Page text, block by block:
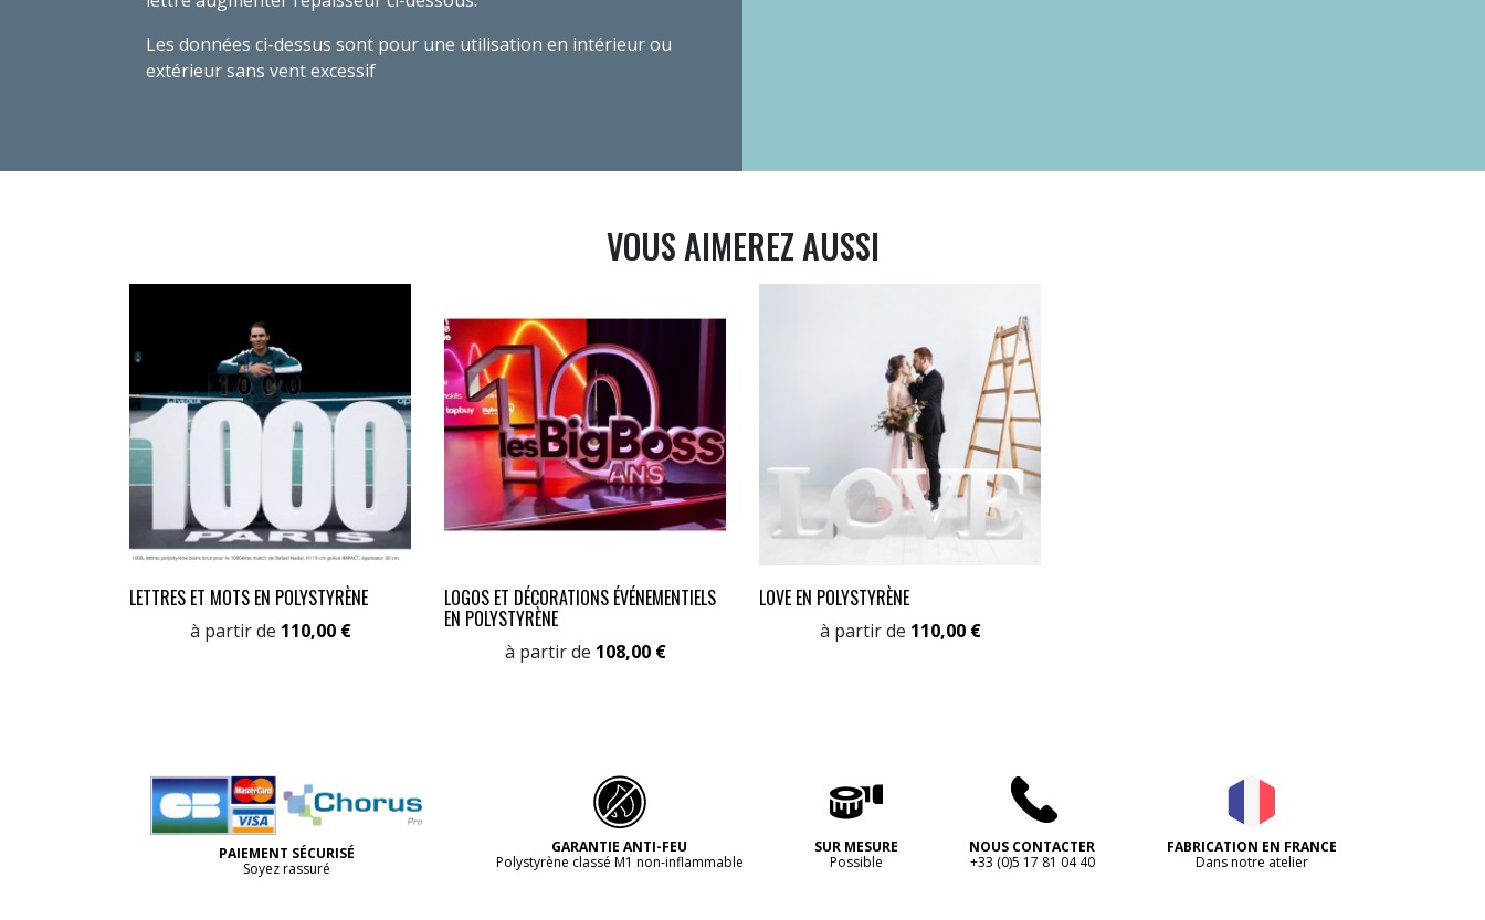
Les données ci-dessus sont pour une utilisation en intérieur ou
extérieur sans vent excessif
VOUS AIMEREZ AUSSI
LETTRES ET MOTS EN POLYSTYRÈNE
à partir de Prix
110,00 €
LOGOS ET DÉCORATIONS ÉVÉNEMENTIELS
EN POLYSTYRÈNE
à partir de Prix
108,00 €
LOVE EN POLYSTYRÈNE
à partir de Prix
110,00 €
PAIEMENT SÉCURISÉ
Soyez rassuré
GARANTIE ANTI-FEU
Polystyrène classé M1 non-inflammable
SUR MESURE
Possible
NOUS CONTACTER
+33 (0)5 17 81 04 40
FABRICATION EN FRANCE
Dans notre atelier